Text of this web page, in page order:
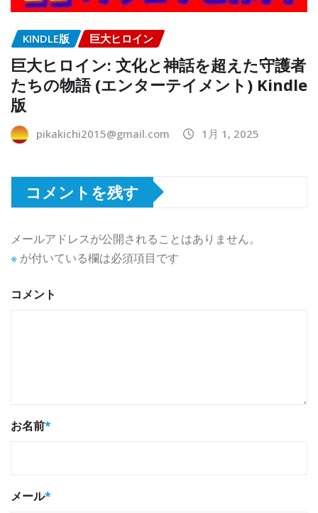
KINDLE版 巨大ヒロイン
巨大ヒロイン: 文化と神話を超えた守護者
たちの物語 (エンターテイメント) Kindle
版
pikakichi2015@gmail.com 1月 1, 2025
コメントを残す
メールアドレスが公開されることはありません。
※ が付いている欄は必須項目です
コメント
お名前*
メール*